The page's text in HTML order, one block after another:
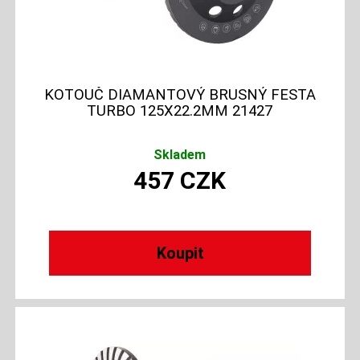
KOTOUČ DIAMANTOVÝ BRUSNÝ FESTA
TURBO 125X22.2MM 21427
Skladem
457 CZK